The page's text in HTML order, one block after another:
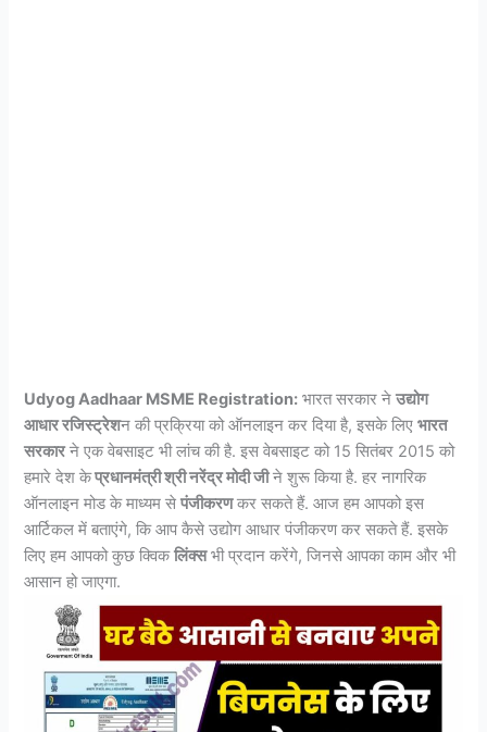
Udyog Aadhaar MSME Registration: भारत सरकार नेउद्योग
आधार रजिस्ट्रेशन की प्रक्रिया को ऑनलाइन कर दिया है, इसके लिएभारत
सरकारने एक वेबसाइट भी लांच की है. इस वेबसाइट को 15 सितंबर 2015 को
हमारे देश केप्रधानमंत्री श्री नरेंद्र मोदी जीने शुरू किया है. हर नागरिक
ऑनलाइन मोड के माध्यम सेपंजीकरणकर सकते हैं. आज हम आपको इस
आर्टिकल में बताएंगे, कि आप कैसे उद्योग आधार पंजीकरण कर सकते हैं. इसके
लिए हम आपको कुछ क्विकलिंक्सभी प्रदान करेंगे, जिनसे आपका काम और भी
आसान हो जाएगा.